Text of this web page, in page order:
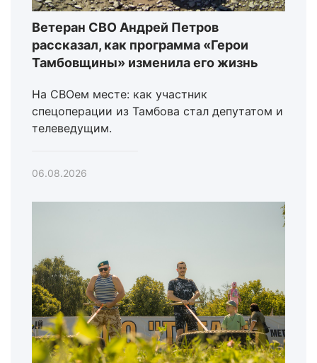
Ветеран СВО Андрей Петров
рассказал, как программа «Герои
Тамбовщины» изменила его жизнь
На СВОем месте: как участник
спецоперации из Тамбова стал депутатом и
телеведущим.
06.08.2026